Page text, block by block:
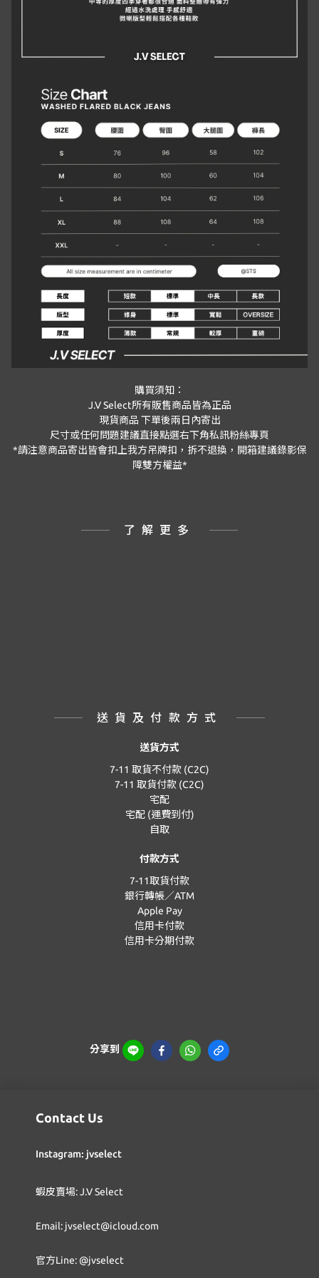
購買須知：
J.V Select所有販售商品皆為正品
現貨商品 下單後兩日內寄出
尺寸或任何問題建議直接點選右下角私訊粉絲專頁
*請注意商品寄出皆會扣上我方吊牌扣，拆不退換，開箱建議錄影保
障雙方權益*
了解更多
送貨及付款方式
送貨方式
7-11 取貨不付款 (C2C)
7-11 取貨付款 (C2C)
宅配
宅配 (運費到付)
自取
付款方式
7-11取貨付款
銀行轉帳／ATM
Apple Pay
信用卡付款
信用卡分期付款
分享到
Contact Us
Instagram: jvselect
蝦皮賣場: J.V Select
Email: jvselect@icloud.com
官方Line: @jvselect